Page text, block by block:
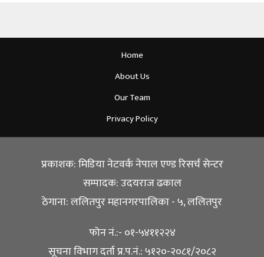
Home
About Us
Our Team
Privacy Policy
प्रकाशक: मिडिया नेटवर्क नेपाल एण्ड रिसर्च सेन्टर
सम्पादक: उदयराज ढकाल
ठेगाना: ललितपुर महानगरपालिका - ५, ललितपुर
फोन नं.:- ०१-५४११२२४
सूचना विभाग दर्ता प्र.प.नं.: ५१२०-२०८१/२०८२